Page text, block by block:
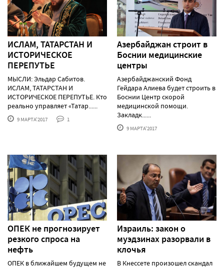
ИСЛАМ, ТАТАРСТАН И
ИСТОРИЧЕСКОЕ
ПЕРЕПУТЬЕ
МЫСЛИ: Эльдар Сабитов.
ИСЛАМ, ТАТАРСТАН И
ИСТОРИЧЕСКОЕ ПЕРЕПУТЬЕ. Кто
реально управляет «Татар......
9 МАРТА'2017 1
Азербайджан строит в
Боснии медицинские
центры
Азербайджанский Фонд
Гейдара Алиева будет строить в
Боснии Центр скорой
медицинской помощи.
Закладк......
9 МАРТА'2017
ОПЕК не прогнозирует
резкого спроса на
нефть
ОПЕК в ближайшем будущем не
Израиль: закон о
муэдзинах разорвали в
клочья
В Кнессете произошел скандал